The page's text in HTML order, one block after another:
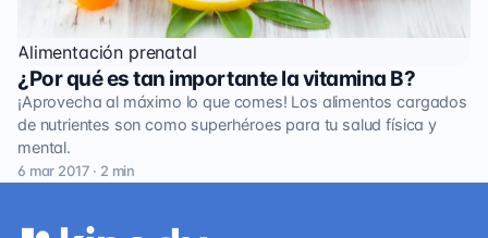
Alimentación prenatal
¿Por qué es tan importante la vitamina B?
¡Aprovecha al máximo lo que comes! Los alimentos cargados
de nutrientes son como superhéroes para tu salud física y
mental.
6 mar 2017 · 2 min